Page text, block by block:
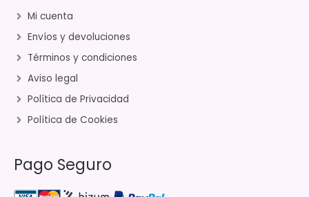
Mi cuenta
Envíos y devoluciones
Términos y condiciones
Aviso legal
Política de Privacidad
Política de Cookies
Pago Seguro